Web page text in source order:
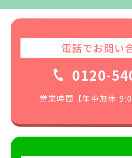
電話でお問い
0120-
営業時間【年中無休